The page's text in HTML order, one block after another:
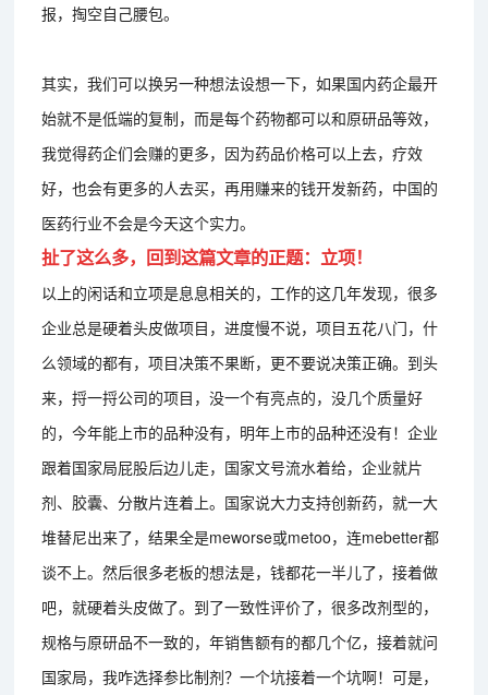
报，掏空自己腰包。
其实，我们可以换另一种想法设想一下，如果国内药企最开
始就不是低端的复制，而是每个药物都可以和原研品等效，
我觉得药企们会赚的更多，因为药品价格可以上去，疗效
好，也会有更多的人去买，再用赚来的钱开发新药，中国的
医药行业不会是今天这个实力。
扯了这么多，回到这篇文章的正题：立项！
以上的闲话和立项是息息相关的，工作的这几年发现，很多
企业总是硬着头皮做项目，进度慢不说，项目五花八门，什
么领域的都有，项目决策不果断，更不要说决策正确。到头
来，捋一捋公司的项目，没一个有亮点的，没几个质量好
的，今年能上市的品种没有，明年上市的品种还没有！企业
跟着国家局屁股后边儿走，国家文号流水着给，企业就片
剂、胶囊、分散片连着上。国家说大力支持创新药，就一大
堆替尼出来了，结果全是meworse或metoo，连mebetter都
谈不上。然后很多老板的想法是，钱都花一半儿了，接着做
吧，就硬着头皮做了。到了一致性评价了，很多改剂型的，
规格与原研品不一致的，年销售额有的都几个亿，接着就问
国家局，我咋选择参比制剂？一个坑接着一个坑啊！可是，